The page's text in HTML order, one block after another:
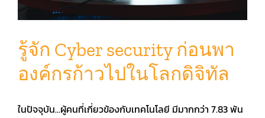
รู้จัก Cyber security ก่อนพา
องค์กรก้าวไปในโลกดิจิทัล
ในปัจจุบัน...ผู้คนที่เกี่ยวข้องกับเทคโนโลยี มีมากกว่า 7.83 พัน